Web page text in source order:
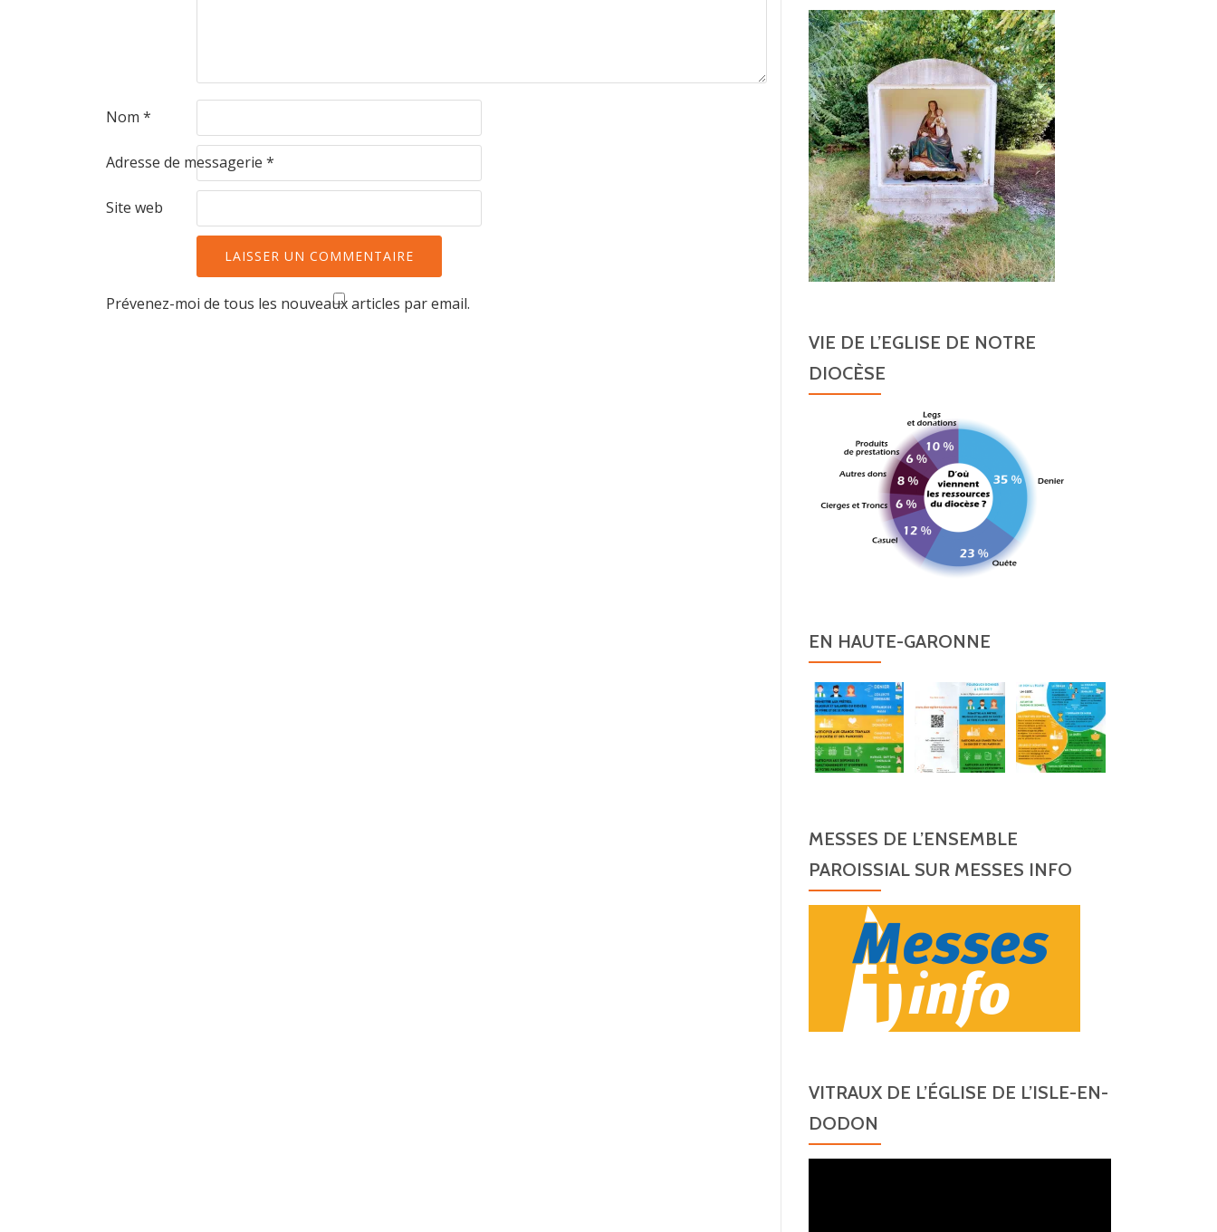
Nom *
Adresse de messagerie *
Site web
Prévenez-moi de tous les nouveaux articles par email.
VIE DE L’EGLISE DE NOTRE
DIOCÈSE
EN HAUTE-GARONNE
MESSES DE L’ENSEMBLE
PAROISSIAL SUR MESSES INFO
VITRAUX DE L’ÉGLISE DE L’ISLE-EN-
DODON